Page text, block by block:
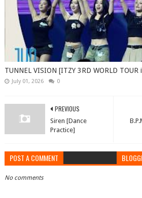
TUNNEL VISION [ITZY 3RD WORLD TOUR
July 01, 2026 0
PREVIOUS
Siren [Dance
Practice]
POST A COMMENT
No comments